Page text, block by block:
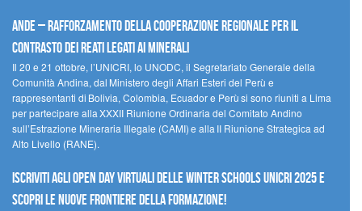
Ande – Rafforzamento della cooperazione regionale per il
contrasto dei reati legati ai minerali
Il 20 e 21 ottobre, l’UNICRI, lo UNODC, il Segretariato Generale della
Comunità Andina, dal Ministero degli Affari Esteri del Perù e
rappresentanti di Bolivia, Colombia, Ecuador e Perù si sono riuniti a Lima
per partecipare alla XXXII Riunione Ordinaria del Comitato Andino
sull’Estrazione Mineraria Illegale (CAMI) e alla II Riunione Strategica ad
Alto Livello (RANE).
Iscriviti agli Open Day Virtuali delle Winter Schools UNICRI 2025 e
scopri le nuove frontiere della formazione!